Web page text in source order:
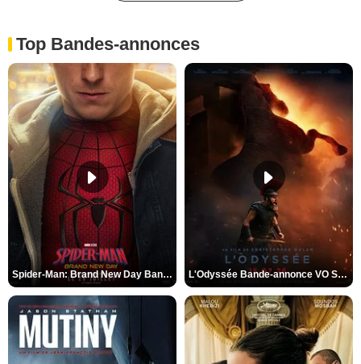
Top Bandes-annonces
Spider-Man: Brand New Day Bande-annonce VO STFR L'Odyssée Bande-annonce VO STFR